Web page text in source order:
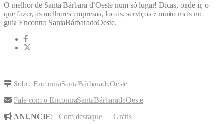
O melhor de Santa Bárbara d’Oeste num só lugar! Dicas, onde ir, o
que fazer, as melhores empresas, locais, serviços e muito mais no
guia Encontra SantaBárbaradoOeste.
Sobre EncontraSantaBárbaradoOeste
Fale com o EncontraSantaBárbaradoOeste
ANUNCIE: Com destaque | Grátis